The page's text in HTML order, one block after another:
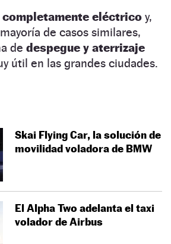
completamente eléctrico y,
de casos similares,
de despegue y aterrizaje
útil en las grandes ciudades.
Skai Flying Car, la solución de
movilidad voladora de BMW
El Alpha Two adelanta el taxi
volador de Airbus